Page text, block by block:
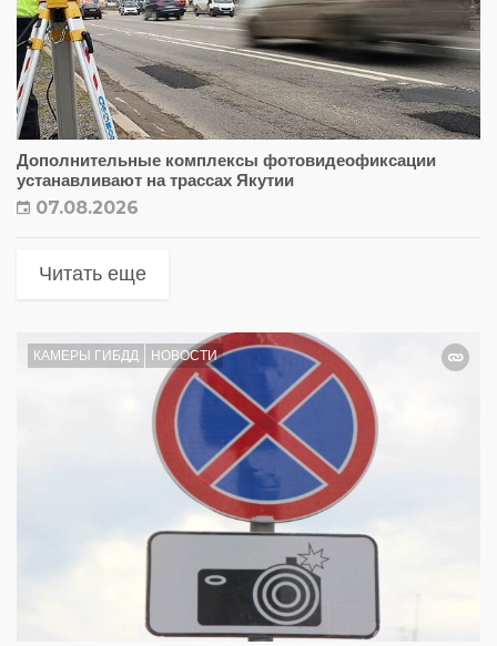
Дополнительные комплексы фотовидеофиксации
устанавливают на трассах Якутии
07.08.2026
Читать еще
КАМЕРЫ ГИБДД НОВОСТИ